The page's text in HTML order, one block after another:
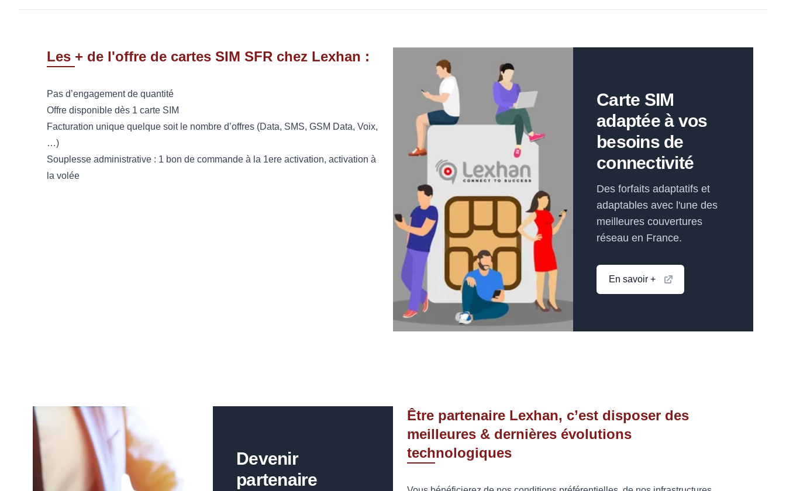
Les + de l'offre de cartes SIM SFR chez Lexhan :
Pas d’engagement de quantité
Offre disponible dès 1 carte SIM
Facturation unique quelque soit le nombre d’offres (Data, SMS, GSM Data, Voix,
…)
Souplesse administrative : 1 bon de commande à la 1ere activation, activation à
la volée
Carte SIM
adaptée à vos
besoins de
connectivité
Des forfaits adaptatifs et
adaptables avec l'une des
meilleures couvertures
réseau en France.
En savoir +
Devenir
partenaire
Être partenaire Lexhan, c’est disposer des
meilleures & dernières évolutions
technologiques